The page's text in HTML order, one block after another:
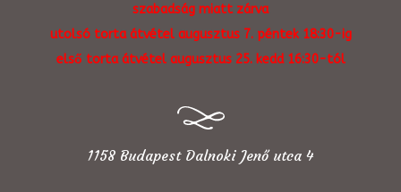
szabadság miatt zárva
utolsó torta átvétel augusztus 7. péntek 18:30-ig
első torta átvétel augusztus 25. kedd 16:30-tól
1158 Budapest Dalnoki Jenő utca 4